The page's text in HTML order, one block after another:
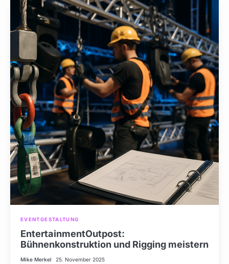
EVENTGESTALTUNG
EntertainmentOutpost:
Bühnenkonstruktion und Rigging meistern
Mike Merkel 25. November 2025